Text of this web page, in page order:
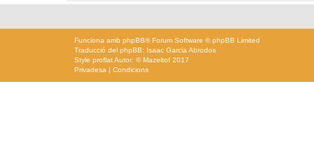
Funciona amb phpBB® Forum Software © phpBB Limited
Traducció del phpBB: Isaac Garcia Abrodos
Style proflatAutor: ©Mazeltof 2017
Privadesa | Condicions